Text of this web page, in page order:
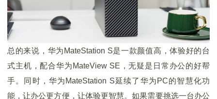
总的来说，华为MateStation S是一款颜值高，体验好的台
式主机，配合华为MateView SE，无疑是日常办公的好帮
手。同时，华为MateStation S延续了华为PC的智慧化功
能，让办公更方便，让体验更智慧。如果需要挑选一台办公